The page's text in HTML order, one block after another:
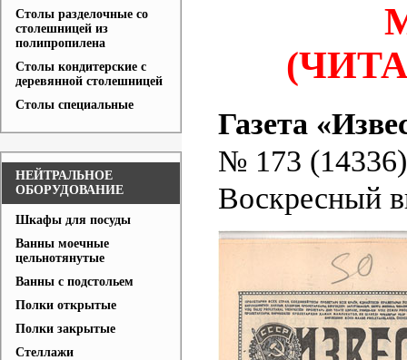
Столы разделочные со
столешницей из
полипропилена
Столы кондитерские с
деревянной столешницей
Столы специальные
НЕЙТРАЛЬНОЕ
ОБОРУДОВАНИЕ
Шкафы для посуды
Ванны моечные
цельнотянутые
Ванны с подстольем
Полки открытые
Полки закрытые
Стеллажи
Газета
№ 173 (14336)
Воскресный